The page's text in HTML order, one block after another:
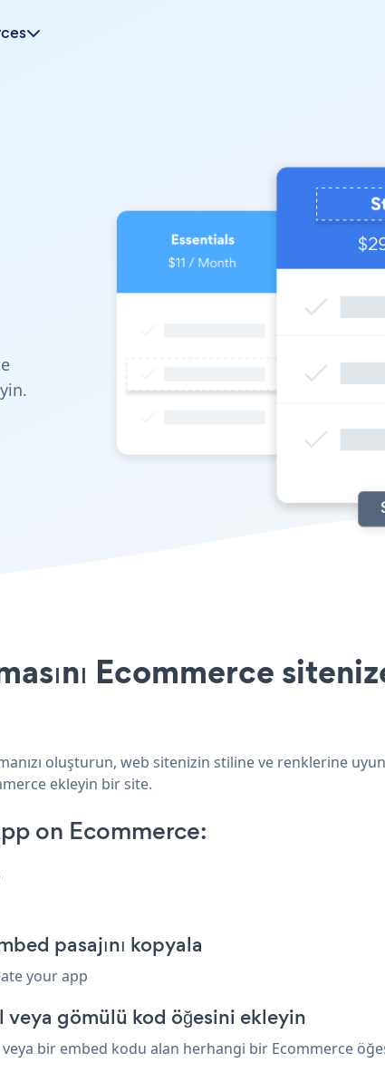
Ecommerce
oluşturun, web sitenizin stiline ve renklerine
ekleyin bir site.
on Ecommerce:
pasajını kopyala
your app
gömülü kod öğesini ekleyin
bir embed kodu alan herhangi bir Ecommerce